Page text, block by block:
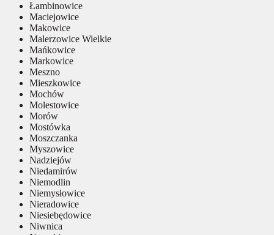
Łambinowice
Maciejowice
Makowice
Malerzowice Wielkie
Mańkowice
Markowice
Meszno
Mieszkowice
Mochów
Molestowice
Morów
Mostówka
Moszczanka
Myszowice
Nadziejów
Niedamirów
Niemodlin
Niemysłowice
Nieradowice
Niesiebędowice
Niwnica